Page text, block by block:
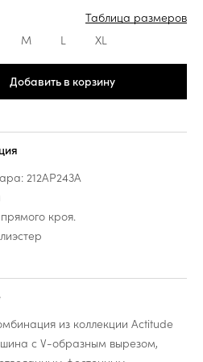
Таблица размеров
M L XL
Добавить в корзину
212AP243A
кроя.
из коллекции Actitude
с V-образным вырезом,